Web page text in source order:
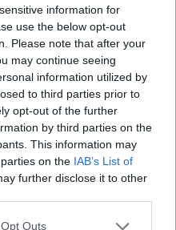
information for
use the below opt-out
Please note that after your
may continue seeing
information utilized by
to third parties prior to
opt-out of the further
by third parties on the
This information may
on the IAB’s List of
further disclose it to other
Outs
über die Bedingungen
locken zwar mit dicken
oder sonstige
bei Bestellungen im
Menge Geld sparen. Mit
sich auf Gutscheine